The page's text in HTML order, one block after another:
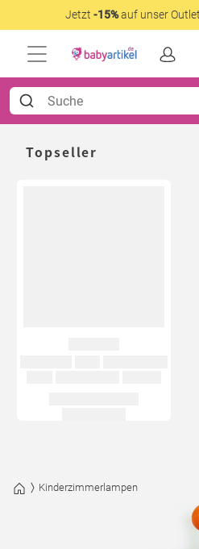
Jetzt -15%auf unser
Topseller
Kinderzimmerlampen